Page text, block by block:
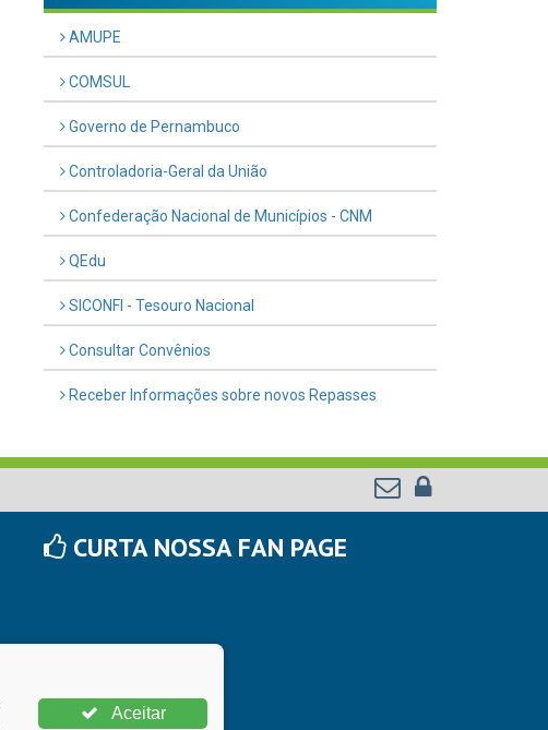
AMUPE
COMSUL
Governo de Pernambuco
Controladoria-Geral da União
Confederação Nacional de Municípios - CNM
QEdu
SICONFI - Tesouro Nacional
Consultar Convênios
Receber Informações sobre novos Repasses
CURTA NOSSA FAN PAGE
Aceitar